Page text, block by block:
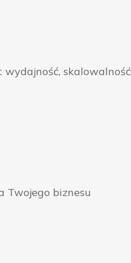
skalowalność
Twojego biznesu